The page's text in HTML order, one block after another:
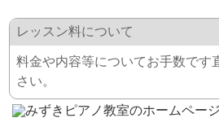
レッスン料について
料金や内容等についてお手数です
さい。